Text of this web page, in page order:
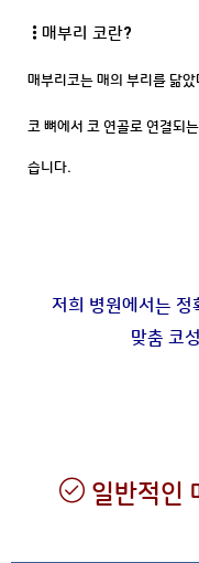
매부리 코란?
매부리코는 매의 부리를 닮
코 뼈에서 코 연골로 연결되
습니다.
저희 병원에서는 정
맞춤 코
일반적인